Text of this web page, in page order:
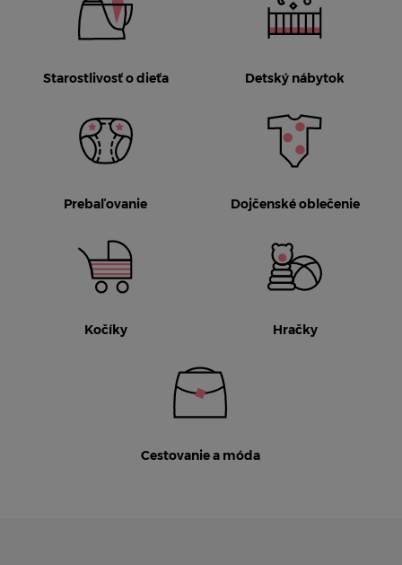
Starostlivosť o dieťa Detský nábytok
Prebaľovanie Dojčenské oblečenie
Kočíky Hračky
Cestovanie a móda